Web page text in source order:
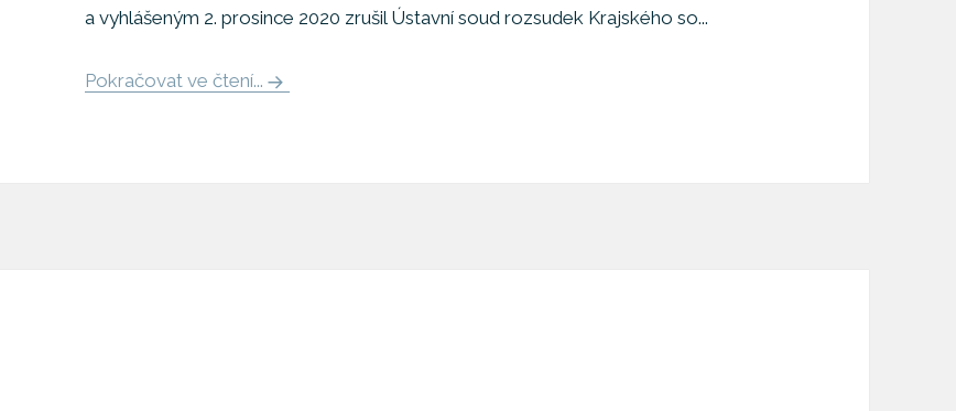
a vyhlášeným 2. prosince 2020 zrušil Ústavní soud rozsudek Krajského so...
Pokračovat ve čtení...